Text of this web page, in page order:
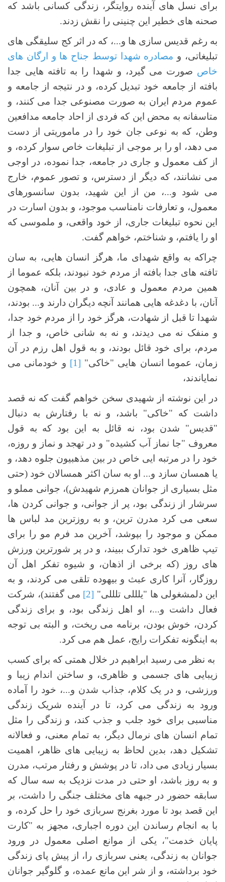
برای نسل های آینده روایتگر، زندگی کسانی باشد که
صحنه های خطیر این چنینی را نقش زدند.
به رغم قدیس سازی ها و...، که در اثر کج سلیقگی های
تبلیغاتی، و مصادره شهدا توسط جناح ها و ارگان های
خاص صورت می گیرد، و شهدا را به تافته هایی جدا
بافته از جامعه خود تبدیل کرده، و در نتیجه از جامعه و
عموم مردم ایران به صورت مصنوعی جدا می کنند، و
متاسفانه به محض این که فردی از احاد جامعه مدافعین
وطن، که به نوعی جان خود را در ماموریتی از دست
می دهد، او را بر موجی از تبلیغات خاص سوار کرده، و
از کف معمول و جاری در جامعه، جدا نموده، در اوجی
می نشانند، که دیگر از دسترس، و تصور عموم، خارج
می شود و...، من از این شهید، بدون سانسورهای
معمول، و تعارفات نامناسب موجود، و بدون اسارت در
این نحوه تبلیغات جاری، از خود واقعی، و ملموسی که
او را یافتم، و شناختم، خواهم گفت.
چراکه به واقع شهدای ما، هرگز انسان هایی، به سان
تافته های جدا بافته از مردم خود نبودند، بلکه عموما از
همین مردم معمول و عادی، و در بین آنان، همچون
آنان، با دغدغه هایی همانند آنچه دیگران دارند و... بودند،
شهدا تا قبل از شهادت، هرگز خود را از مردم خود جدا،
و منفک نه می دیدند، و نه به شانی خاص، و جدا از
مردم، برای خود قائل بودند، و به قول اهل رزم در آن
زمان، عموما انسان هایی "خاکی" [1]
و خودمانی می
نمایاندند،
در این نوشته از شهیدی سخن خواهم گفت که نه قصد
داشت که "خاکی" باشد، و نه با رفتارش به دنبال
"قدیس" شدن بود، نه قائل به این بود که به قول
معروف "جا نماز آب کشیده" و در تهجد و نماز و روزه،
خود را در مرتبه ایی خاص در بین مذهبیون جلوه دهد، و
یا همسان سازد و... او به سان اکثر همسالان خود (حتی
مثل بسیاری از جوانان همرزم شهیدش)، جوانی مملو و
سرشار از زندگی بود، پر از جوانی، و جوانی کردن ها،
سعی می کرد مدرن ترین، و به روزترین مد لباس ها
ممکن و موجود را بپوشد، آخرین مد فرم مو را برای
تیپ ظاهری خود تدارک ببیند، و در پر شورترین ورزش
های روز (که برخی از اذهان، و شیوه تفکر اهل آن
روزگار، آنرا کاری عبث و بیهوده تلقی می کردند، و به
این دلمشغولی ها "یلللی تلللی" [2]
می گفتند)، شرکت
فعال داشت و...، او اهل زندگی بود، و برای زندگی
کردن، خوش بودن، برنامه می ریخت، و البته بی توجه
به اینگونه تفکرات رایج، عمل هم می کرد.
به نظر می رسید ابراهیم در خلال همتی که برای کسب
زیبایی های جسمی و ظاهری، و ساختن اندام زیبا و
ورزشی، و در یک کلام، جذاب شدن و...، خود را آماده
ورود به زندگی می کرد، تا در آینده شریک زندگی
مناسبی برای خود جلب و جذب کند، و زندگی را مثل
تمام انسان های نرمال دیگر، به تمام معنی، و فعالانه
تشکیل دهد، بدین لحاظ به زیبایی های ظاهر، اهمیت
بسیار زیادی می داد، تا در پوشش و رفتار مرتب، مدرن
و به روز باشد، او حتی در مدت نزدیک به سه سال که
سابقه حضور در جبهه های مختلف جنگی را داشت، بر
این قصد بود تا مورد بغرنج سربازی خود را حل کرده، و
با به انجام رساندن این دوره اجباری، مجهز به "کارت
پایان خدمت"، یکی از موانع اصلی معمول در ورود
جوانان به زندگی، یعنی سربازی را، از پیش پای زندگی
خود برداشته، و از شر این مانع عمده، و گلوگیر جوانان